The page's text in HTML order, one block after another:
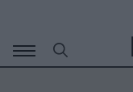
περιεχόμενο